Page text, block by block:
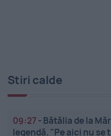
Stiri calde
09:27 - Bătălia de la
legendă. "Pe aici nu se